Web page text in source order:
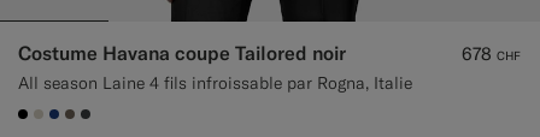
Costume Havana coupe Tailored noir
All season Laine 4 fils infroissable par Rogna, Italie
678 CHF
#000000
#D7D1C3
#1C3D7A
#706559
#3d4043